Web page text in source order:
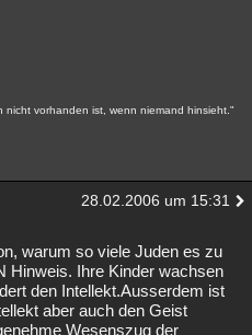
nicht vorhanden ist, wenn niemand hinsieht."
28.02.2006 um 15:31
warum so viele Juden es zu
Hinweis. Ihre Kinder wachsen
den Intellekt.Ausserdem ist
aber auch den Geist
Wesenszug der